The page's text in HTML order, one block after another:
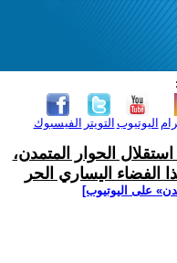
الفيسبوك التويتر اليوتيوب
الحوار المتمدن،
الفضاء اليساري الحر
على اليوتيوب]